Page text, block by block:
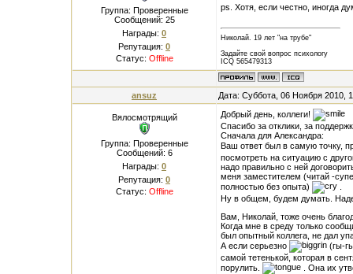
Группа: Проверенные
Сообщений: 25
Награды: 0
Репутация: 0
Статус: Offline
ps. Хотя, если честно, иногда
Николай. 19 лет "на трубе"
Задайте свой вопрос психологу
ICQ 565479313
ansuz Дата: Суббота, 06 Ноября 2010,
Вялосмотрящий
Группа: Проверенные
Сообщений: 6
Награды: 0
Репутация: 0
Статус: Offline
Добрый день, коллеги!
Спасибо за отклики, за
Сначала для Александра:
Ваш ответ был в самую точку,
посмотреть на ситуацию с
надо правильно с ней
меня заместителем (читай -
полностью без опыта)
Ну в общем, будем думать.
Вам, Николай, тоже очень
Когда мне в среду только
был опытный коллега, не дал
А если серьезно
(гы-
самой тетенькой, которая в
порулить.
. Она их